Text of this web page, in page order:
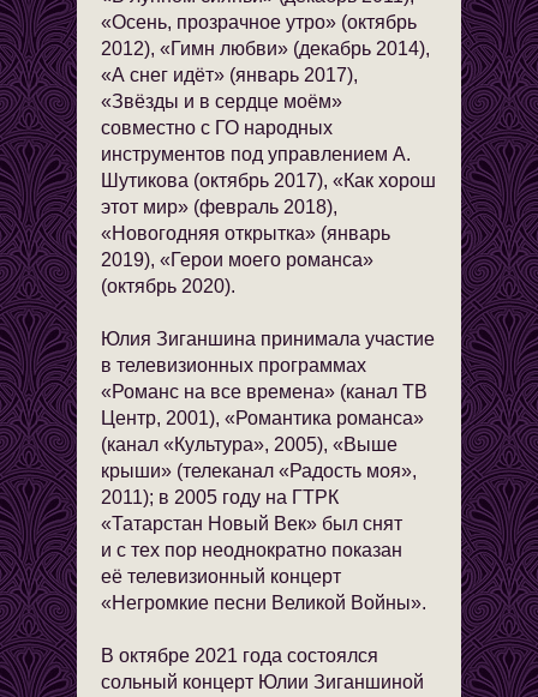
«Осень, прозрачное утро» (октябрь
2012), «Гимн любви» (декабрь 2014),
«А снег идёт» (январь 2017),
«Звёзды и в сердце моём»
совместно с ГО народных
инструментов под управлением А.
Шутикова (октябрь 2017), «Как хорош
этот мир» (февраль 2018),
«Новогодняя открытка» (январь
2019), «Герои моего романса»
(октябрь 2020).
Юлия Зиганшина принимала участие
в телевизионных программах
«Романс на все времена» (канал ТВ
Центр, 2001), «Романтика романса»
(канал «Культура», 2005), «Выше
крыши» (телеканал «Радость моя»,
2011); в 2005 году на ГТРК
«Татарстан Новый Век» был снят
и с тех пор неоднократно показан
её телевизионный концерт
«Негромкие песни Великой Войны».
В октябре 2021 года состоялся
сольный концерт Юлии Зиганшиной